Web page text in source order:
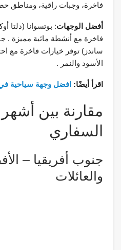
فاخرة، وجبات راقية، ومناطق
أفضل الوجهات: بوتسوانا (دلتا
فاخرة مع أنشطة مائية مميزة .
ساندز) توفر خيارات فاخرة مع
الأسود والنمر .
اقرأ أيضًا: افضل وجهة سياحية في
مقارنة بين
السفاري
جنوب أفريقيا –
والعائلات